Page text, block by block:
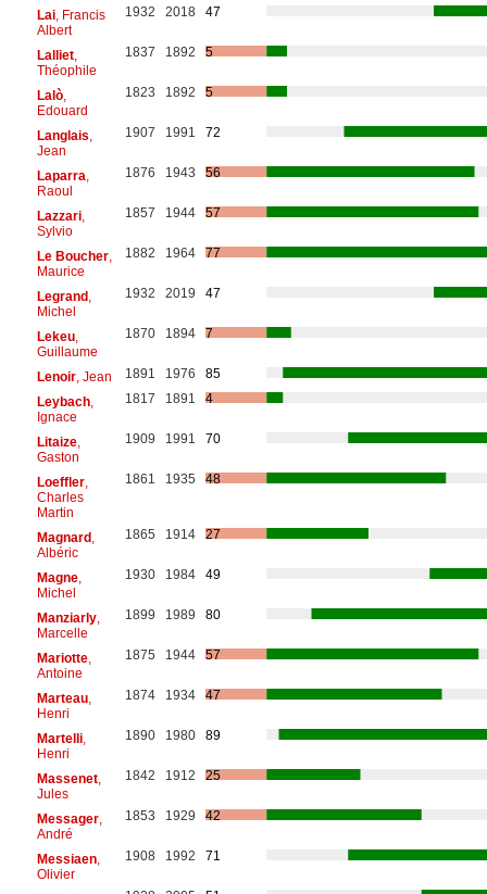
Lai, Francis
Albert
1932 2018 47
Lalliet,
Théophile
1837 1892 5
Lalò,
Edouard
1823 1892 5
Langlais
Jean
1907 1991 72
Laparra
Raoul
1876 1943 56
Lazzari,
Sylvio
1857 1944 57
Le Boucher,
Maurice
1882 1964 77
Legrand,
Michel
1932 2019 47
Lekeu,
Guillaume
1870 1894 7
Lenoir, Jean 1891 1976
85
Leybach,
Ignace
1817 1891 4
Litaize,
Gaston
1909 1991 70
Loeffler,
Charles
Martin
1861 1935 48
Magnard,
Albéric
1865 1914 27
Magne,
Michel
1930 1984 49
Manziarly,
Marcelle
1899 1989 80
Mariotte,
Antoine
1875 1944 57
Marteau,
Henri
1874 1934 47
Martelli,
Henri
1890 1980 89
Massenet,
Jules
1842 1912 25
Messager,
André
1853 1929 42
Messiaen,
Olivier
1908 1992 71